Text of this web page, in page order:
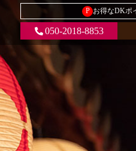
P お得なDKポ
050-2018-8853